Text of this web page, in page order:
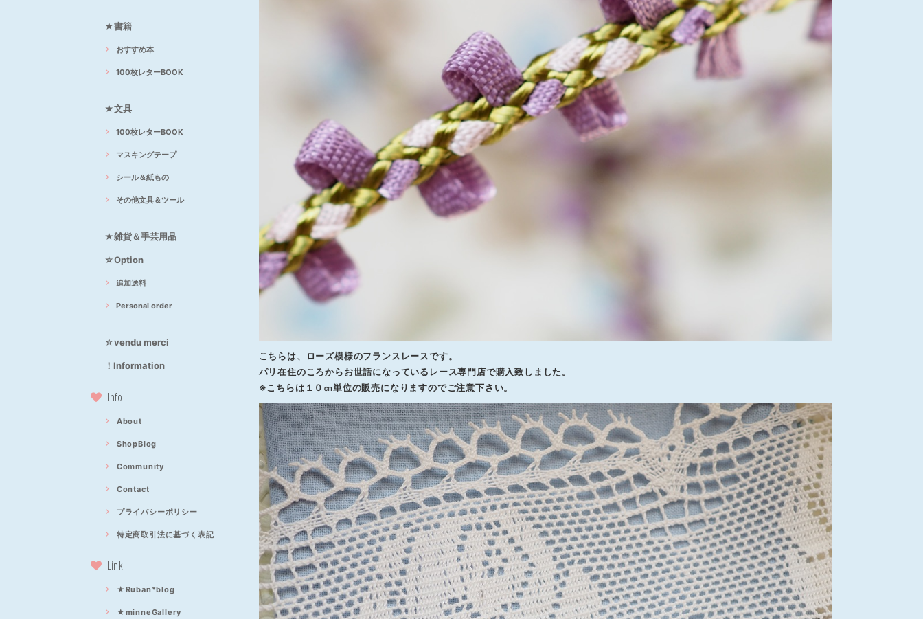
★書籍
おすすめ本
100枚レターBOOK
★文具
100枚レターBOOK
マスキングテープ
シール＆紙もの
その他文具＆ツール
★雑貨＆手芸用品
☆Option
追加送料
Personal order
☆vendu merci
！Information
Info
About
ShopBlog
Community
Contact
プライバシーポリシー
特定商取引法に基づく表記
Link
★Ruban*blog
★minneGallery
こちらは、ローズ模様のフランスレースです。
パリ在住のころからお世話になっているレース専門店で購入致しました。
※こちらは１０㎝単位の販売になりますのでご注意下さい。